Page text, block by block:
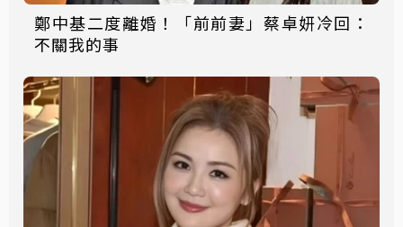
鄭中基二度離婚！「前前妻」蔡卓妍冷回：
不關我的事